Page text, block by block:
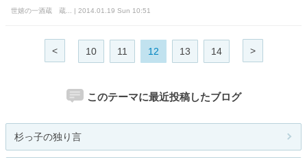
世嬉の一酒蔵 蔵... | 2014.01.19 Sun 10:51
< 10 11 12 13 14 >
このテーマに最近投稿したブログ
杉っ子の独り言